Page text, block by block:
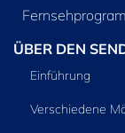
ÜBER DEN
Einführung
Verschiedene